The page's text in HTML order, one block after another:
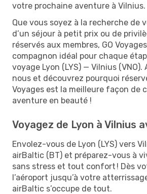
votre prochaine aventure à Vilnius.
Que vous soyez à la recherche de
d’un séjour à petit prix ou de
réservés aux membres, GO
compagnon idéal pour chaque
voyage Lyon (LYS) — Vilnius
nous et découvrez pourquoi
Voyages est la meilleure façon de
aventure en beauté !
Voyagez de Lyon à Vilnius
Envolez-vous de Lyon (LYS) vers
airBaltic (BT) et préparez-vous à
sans stress et tout confort ! Dès
l’aéroport jusqu’à votre
airBaltic s’occupe de tout.